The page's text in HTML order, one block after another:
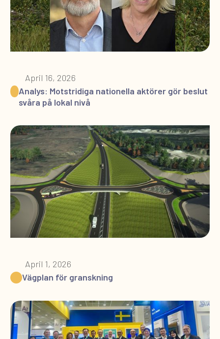
April 16, 2026
Analys: Motstridiga nationella aktörer gör beslut
svåra på lokal nivå
April 1, 2026
Vägplan för granskning